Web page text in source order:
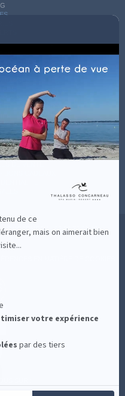
de ce
mais on aimerait bien
votre expérience
par des tiers
DE VENIR
- 02 98 75 05 40
EN MATIÈRE DE COOKIES